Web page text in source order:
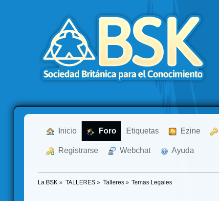
Inicio Foro Etiquetas Ezine
Registrarse Webchat Ayuda
La BSK » TALLERES» Talleres» Temas Legales